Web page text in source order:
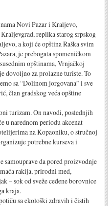
Novi Pazar i Kraljevo,
replika starog srpskog
a koji će opština Raška svim
je prebogata spomeničkom
opštinama, Vrnjačkoj
dovoljno za prolazne turiste. To
sa “Dolinom jorgovana” i sve
član gradskog veća opštine
turizam. On navodi, poslednjih
u narednom periodu akcenat
na Kopaoniku, o stručnoj
potrebne kurseva i
samouprave da pored proizvodnje
rakija, prirodni med,
– sok od sveže ceđene borovnice
kraja.
sa ekološki zdravih i čistih